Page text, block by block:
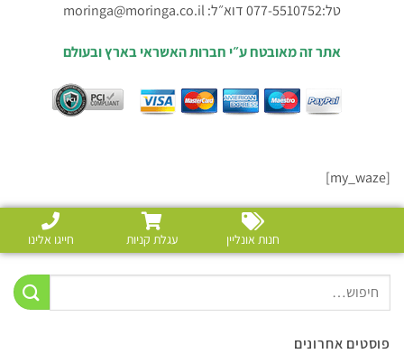
טל:077-5510752 דוא״ל:
moringa@moringa.co.il
אתר זה מאובטח ע״י חברות האשראי בארץ ובעולם
[my_waze]
חנות אונליין עגלת קניות חייגו אלינו
פוסטים אחרונים